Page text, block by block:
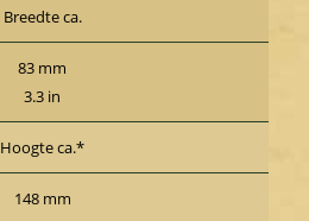
Breedte ca.
83 mm
3.3 in
Hoogte ca.*
148 mm